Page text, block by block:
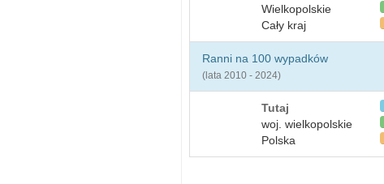
Wielkopolskie
Cały kraj
Ranni na 100 wypadków
(lata 2010 - 2024)
Tutaj
woj. wielkopolskie
Polska